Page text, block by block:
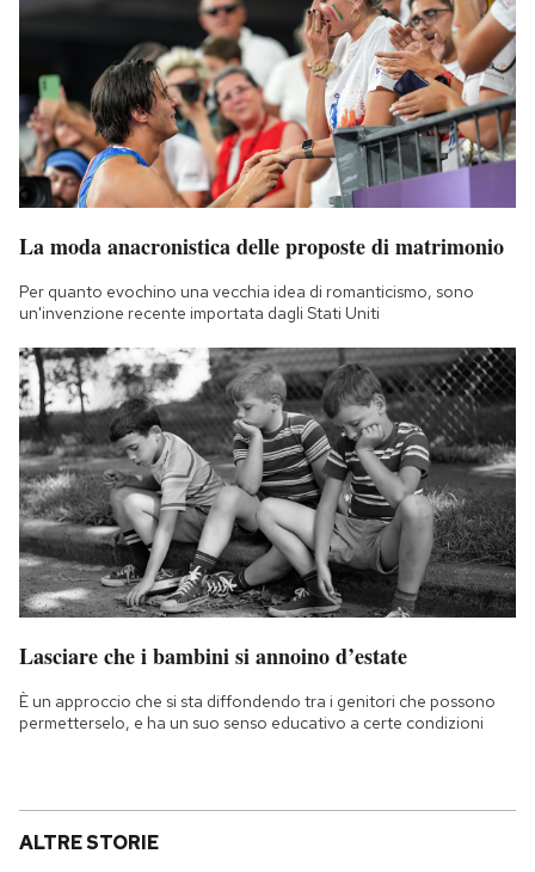
La moda anacronistica delle proposte di matrimonio
Per quanto evochino una vecchia idea di romanticismo, sono
un'invenzione recente importata dagli Stati Uniti
Lasciare che i bambini si annoino d’estate
È un approccio che si sta diffondendo tra i genitori che possono
permetterselo, e ha un suo senso educativo a certe condizioni
ALTRE STORIE